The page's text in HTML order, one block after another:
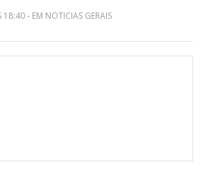
- EM NOTICIAS GERAIS